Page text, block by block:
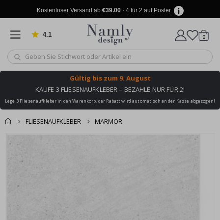
Kostenloser Versand ab €39.00· 4 für 2 auf Poster
4.1 von 1025 Bewertungen
Wagen
0
Gültig bis zum 9. August
KAUFE 3 FLIESENAUFKLEBER – BEZAHLE NUR FÜR 2!
Lege 3 Fliesenaufkleber in den Warenkorb, der Rabatt wird automatisch an der Kasse abgezogen!
FLIESENAUFKLEBER MARMOR
Produkt zum
Warenkorb
hinzugefügt ✔️
Kostenloser Versand
erreicht!
Kasse
Zum
Ende
der
springen